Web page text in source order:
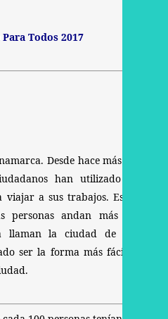
Todos 2017
Desde hace más de
han utilizado la
a sus trabajos. Es la
andan más en
llaman la ciudad de las
ser la forma más fácil y